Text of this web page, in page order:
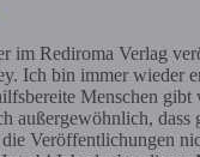
im Rediroma Verlag
Ich bin immer wieder
Menschen
außergewöhnlich, dass
Veröffentlichungen